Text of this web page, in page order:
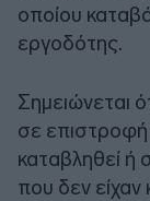
οποίου
εργοδότης.
Σημειώνεται
σε
καταβληθεί ή
που δεν είχαν